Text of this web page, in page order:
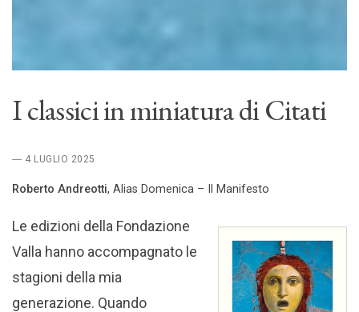
I classici in miniatura di Citati
― 4 LUGLIO 2025
Roberto Andreotti, Alias Domenica – Il Manifesto
Le edizioni della Fondazione
Valla hanno accompagnato le
stagioni della mia
generazione. Quando